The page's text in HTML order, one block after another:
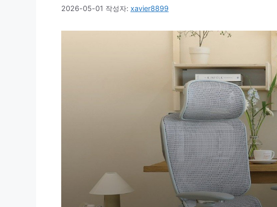
2026-05-01 작성자: xavier8899